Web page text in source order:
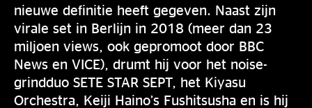
nieuwe definitie heeft gegeven. Naast zijn
virale set in Berlijn in 2018 (meer dan 23
miljoen views, ook gepromoot door BBC
News en VICE), drumt hij voor het noise-
grindduo SETE STAR SEPT, het Kiyasu
Orchestra, Keiji Haino’s Fushitsusha en is hij